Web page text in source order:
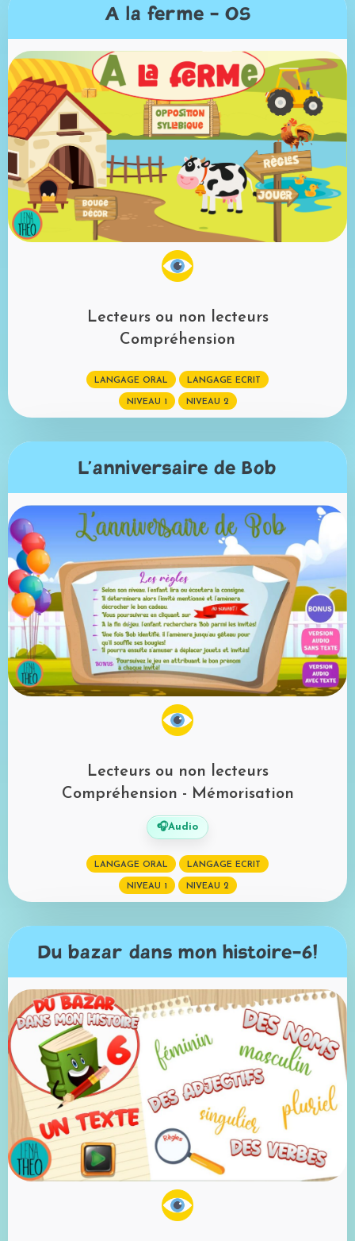
A la ferme - OS
Lecteurs ou non lecteurs
Compréhension
LANGAGE ORAL LANGAGE ECRIT
NIVEAU 1 NIVEAU 2
L'anniversaire de Bob
Lecteurs ou non lecteurs
Compréhension - Mémorisation
🎧Audio
LANGAGE ORAL LANGAGE ECRIT
NIVEAU 1 NIVEAU 2
Du bazar dans mon histoire-6!